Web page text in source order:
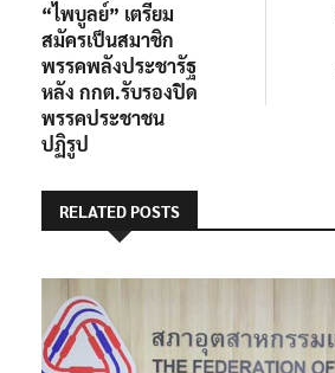
“ไพบูลย์” เตรียม
สมัครเป็นสมาชิก
พรรคพลังประชารัฐ
หลัง กกต.รับรองปิด
พรรคประชาชน
ปฏิรูป
RELATED POSTS